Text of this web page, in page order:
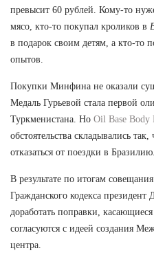
превысит 60 рублей. Кому-то
мясо, кто-то покупал кроликов в
в подарок своим детям, а кто-то
опытов.
Покупки Минфина не оказали
Медаль Гурьевой стала первой
Туркменистана. Но Oil Base
обстоятельства складывались
отказаться от поездки в Бразилию.
В результате по итогам
Гражданского кодекса
доработать поправки,
согласуются с идеей создания
центра.